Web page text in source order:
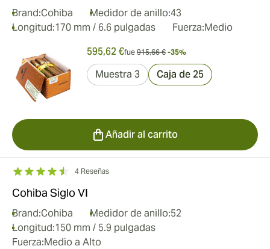
Brand:Cohiba Medidor de anillo:43
Longitud:170 mm / 6.6 pulgadas Fuerza:Medio
595,62 €fue 915,66 € -35%
Muestra 3 Caja de 25
Añadir al carrito
4 Reseñas
Cohiba Siglo VI
Brand:Cohiba Medidor de anillo:52
Longitud:150 mm / 5.9 pulgadas
Fuerza:Medio a Alto